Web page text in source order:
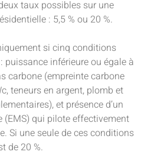
taux possibles sur une
: 5,5 % ou 20 %.
si cinq conditions
inférieure ou égale à
carbone (empreinte carbone
teneurs en argent, plomb et
et présence d’un
(EMS) qui pilote effectivement
Si une seule de ces conditions
de 20 %.